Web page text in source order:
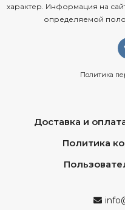
характер. Информация на
определяемой
Политика
Доставка и
Политика